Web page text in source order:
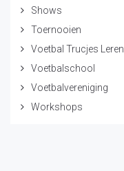
Shows
Toernooien
Voetbal Trucjes Leren
Voetbalschool
Voetbalvereniging
Workshops